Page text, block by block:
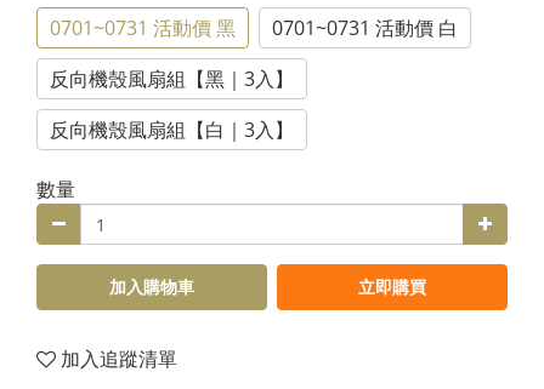
0701~0731 活動價 黑
0701~0731 活動價 白
反向機殼風扇組【黑｜3入】
反向機殼風扇組【白｜3入】
數量
加入購物車 立即購買
加入追蹤清單